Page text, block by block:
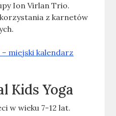
Ion Virlan Trio.
z karnetów
miejski kalendarz
Kids Yoga
w wieku 7-12 lat.